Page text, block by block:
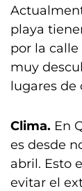
playa
por la
muy
lugares de
Clima. En
es desde
abril. Esto
evitar el